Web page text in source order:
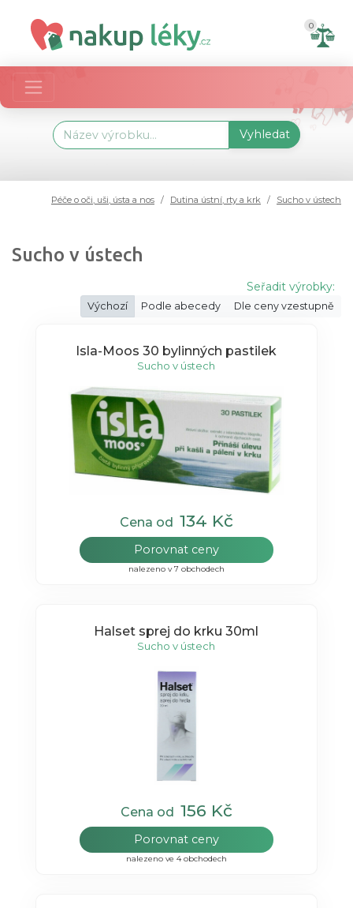
0
Vyhledat
Péče o oči, uši, ústa a nos Dutina ústní, rty a krk Sucho v ústech
Sucho v ústech
Seřadit výrobky:
Výchozí Podle abecedy Dle ceny vzestupně
Isla-Moos 30 bylinných pastilek
Sucho v ústech
Cena od 134 Kč
Porovnat ceny
nalezeno v 7 obchodech
Halset sprej do krku 30ml
Sucho v ústech
Cena od 156 Kč
Porovnat ceny
nalezeno ve 4 obchodech